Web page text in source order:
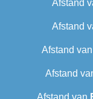
Afstand
Afstand
Afstand van
Afstand
Afstand van